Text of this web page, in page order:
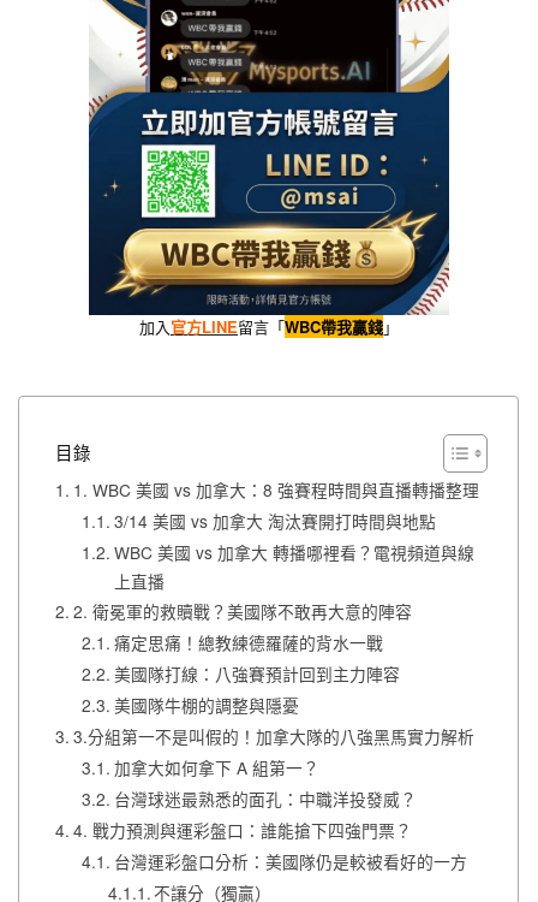
加入官方LINE留言「WBC帶我贏錢」
目錄
1. WBC 美國 vs 加拿大：8 強賽程時間與直播轉播整理
3/14 美國 vs 加拿大 淘汰賽開打時間與地點
WBC 美國 vs 加拿大 轉播哪裡看？電視頻道與線
上直播
2. 衛冕軍的救贖戰？美國隊不敢再大意的陣容
痛定思痛！總教練德羅薩的背水一戰
美國隊打線：八強賽預計回到主力陣容
美國隊牛棚的調整與隱憂
3.分組第一不是叫假的！加拿大隊的八強黑馬實力解析
加拿大如何拿下 A 組第一？
台灣球迷最熟悉的面孔：中職洋投發威？
4. 戰力預測與運彩盤口：誰能搶下四強門票？
台灣運彩盤口分析：美國隊仍是較被看好的一方
不讓分（獨贏）